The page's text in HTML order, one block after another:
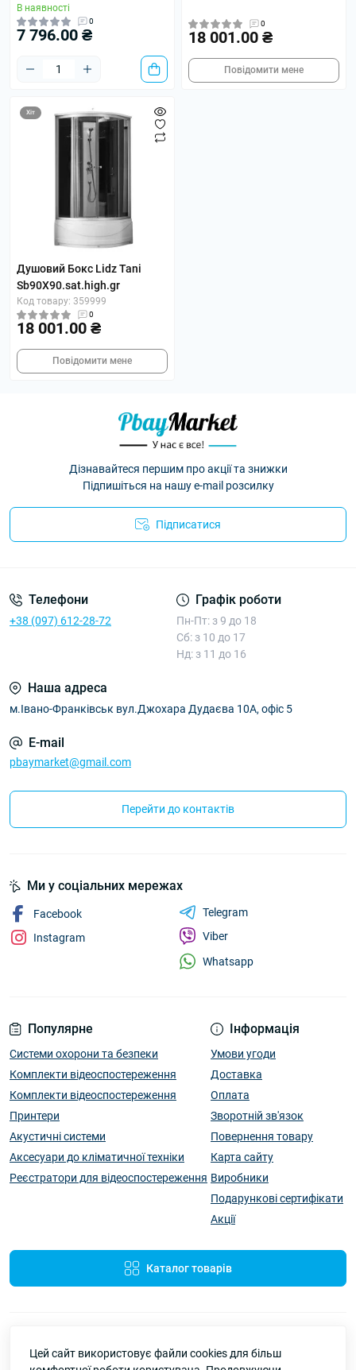
В наявності
0
7 796.00 ₴
0
18 001.00 ₴
Повідомити мене
Хіт
Душовий Бокс Lidz Tani
Sb90X90.sat.high.gr
Код товару: 359999
0
18 001.00 ₴
Повідомити мене
Дізнавайтеся першим про акції та знижки
Підпишіться на нашу e-mail розсилку
Підписатися
Телефони
+38 (097) 612-28-72
Графік роботи
Пн-Пт: з 9 до 18
Сб: з 10 до 17
Нд: з 11 до 16
Наша адреса
м.Івано-Франківськ вул.Джохара Дудаєва 10А, офіс 5
E-mail
pbaymarket@gmail.com
Перейти до контактів
Популярне
Системи охорони та безпеки
Комплекти відеоспостереження
Комплекти відеоспостереження
Принтери
Акустичні системи
Аксесуари до кліматичної техніки
Реєстратори для відеоспостереження
Інформація
Умови угоди
Доставка
Оплата
Зворотній зв'язок
Повернення товару
Карта сайту
Виробники
Подарункові сертифікати
Акції
Каталог товарів
Ми у соціальних мережах
Facebook
Instagram
Telegram
Viber
Whatsapp
Цей сайт використовує файли cookies для більш